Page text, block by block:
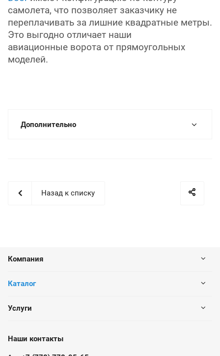
самолета, что позволяет заказчику не
переплачивать за лишние квадратные метры.
Это выгодно отличает наши
авиационные ворота от прямоугольных
моделей.
Дополнительно
Назад к списку
Компания
Каталог
Услуги
Наши контакты